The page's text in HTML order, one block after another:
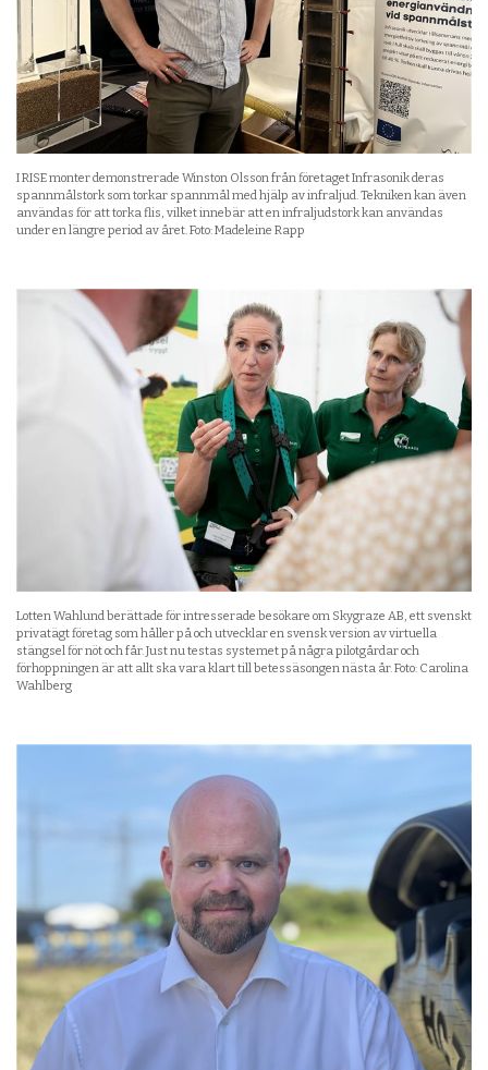
I RISE monter demonstrerade Winston Olsson från företaget Infrasonik deras
spannmålstork som torkar spannmål med hjälp av infraljud. Tekniken kan även
användas för att torka flis, vilket innebär att en infraljudstork kan användas
under en längre period av året. Foto: Madeleine Rapp
Lotten Wahlund berättade för intresserade besökare om Skygraze AB, ett svenskt
privatägt företag som håller på och utvecklar en svensk version av virtuella
stängsel för nöt och får. Just nu testas systemet på några pilotgårdar och
förhoppningen är att allt ska vara klart till betessäsongen nästa år. Foto: Carolina
Wahlberg